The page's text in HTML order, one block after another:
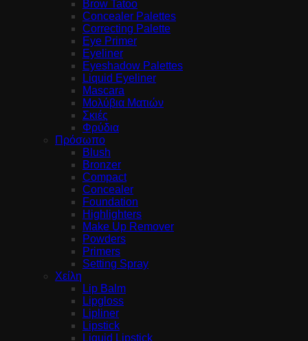
Brow Tatoo
Concealer Palettes
Correcting Palette
Eye Primer
Eyeliner
Eyeshadow Palettes
Liquid Eyeliner
Mascara
Μολύβια Ματιών
Σκιές
Φρύδια
Πρόσωπο
Blush
Bronzer
Compact
Concealer
Foundation
Highlighters
Make Up Remover
Powders
Primers
Setting Spray
Χείλη
Lip Balm
Lipgloss
Lipliner
Lipstick
Liquid Lipstick